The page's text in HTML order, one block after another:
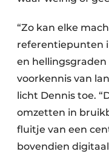
“Zo kan elke
referentiepunten
en
voorkennis van
licht Dennis toe.
omzetten in
fluitje van een
bovendien